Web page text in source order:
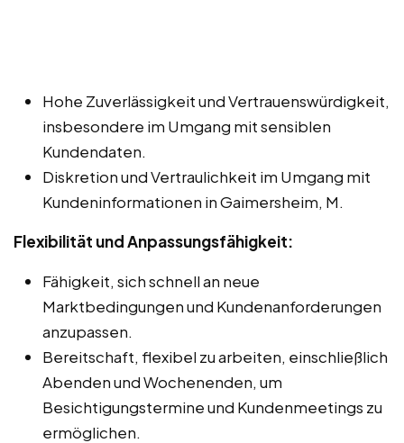
Hohe Zuverlässigkeit und Vertrauenswürdigkeit,
insbesondere im Umgang mit sensiblen
Kundendaten.
Diskretion und Vertraulichkeit im Umgang mit
Kundeninformationen in Gaimersheim, M.
Flexibilität und Anpassungsfähigkeit:
Fähigkeit, sich schnell an neue
Marktbedingungen und Kundenanforderungen
anzupassen.
Bereitschaft, flexibel zu arbeiten, einschließlich
Abenden und Wochenenden, um
Besichtigungstermine und Kundenmeetings zu
ermöglichen.